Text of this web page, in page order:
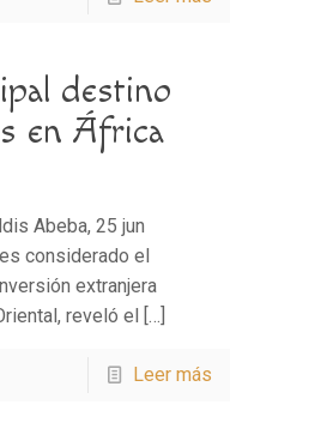
destino
en África
Abeba, 25 jun
considerado el
extranjera
reveló el […]
Leer más